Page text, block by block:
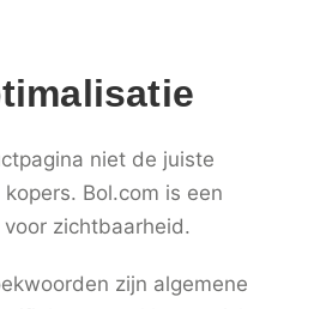
niet de juiste
Bol.com is een
zichtbaarheid.
zijn algemene